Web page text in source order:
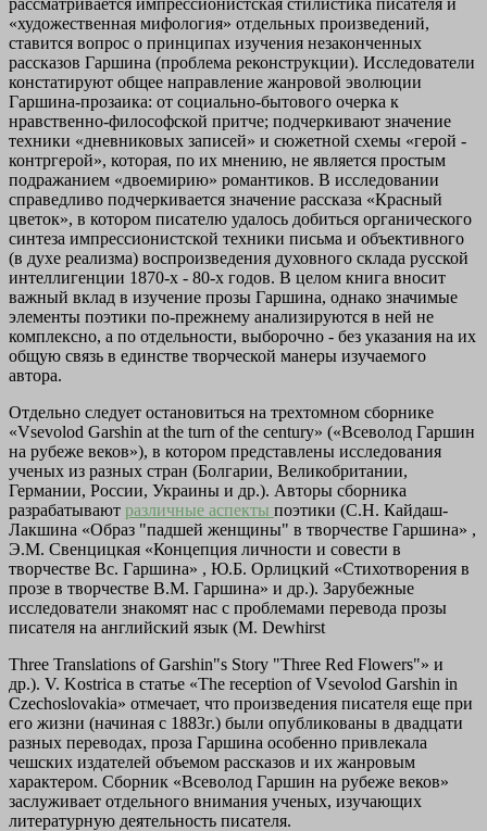
«художественная мифология» отдельных произведений,
ставится вопрос о принципах изучения незаконченных
рассказов Гаршина (проблема реконструкции). Исследователи
констатируют общее направление жанровой эволюции
Гаршина-прозаика: от социально-бытового очерка к
нравственно-философской притче; подчеркивают значение
техники «дневниковых записей» и сюжетной схемы «герой -
контргерой», которая, по их мнению, не является простым
подражанием «двоемирию» романтиков. В исследовании
справедливо подчеркивается значение рассказа «Красный
цветок», в котором писателю удалось добиться органического
синтеза импрессионистской техники письма и объективного
(в духе реализма) воспроизведения духовного склада русской
интеллигенции 1870-х - 80-х годов. В целом книга вносит
важный вклад в изучение прозы Гаршина, однако значимые
элементы поэтики по-прежнему анализируются в ней не
комплексно, а по отдельности, выборочно - без указания на их
общую связь в единстве творческой манеры изучаемого
автора.
Отдельно следует остановиться на трехтомном сборнике
«Vsevolod Garshin at the turn of the century» («Всеволод Гаршин
на рубеже веков»), в котором представлены исследования
ученых из разных стран (Болгарии, Великобритании,
Германии, России, Украины и др.). Авторы сборника
разрабатывают различные аспекты поэтики (С.Н. Кайдаш-
Лакшина «Образ "падшей женщины" в творчестве Гаршина» ,
Э.М. Свенцицкая «Концепция личности и совести в
творчестве Вс. Гаршина» , Ю.Б. Орлицкий «Стихотворения в
прозе в творчестве В.М. Гаршина» и др.). Зарубежные
исследователи знакомят нас с проблемами перевода прозы
писателя на английский язык (M. Dewhirst
Three Translations of Garshin"s Story "Three Red Flowers"» и
др.). V. Kostrica в статье «The reception of Vsevolod Garshin in
Czechoslovakia» отмечает, что произведения писателя еще при
его жизни (начиная с 1883г.) были опубликованы в двадцати
разных переводах, проза Гаршина особенно привлекала
чешских издателей объемом рассказов и их жанровым
характером. Сборник «Всеволод Гаршин на рубеже веков»
заслуживает отдельного внимания ученых, изучающих
литературную деятельность писателя.